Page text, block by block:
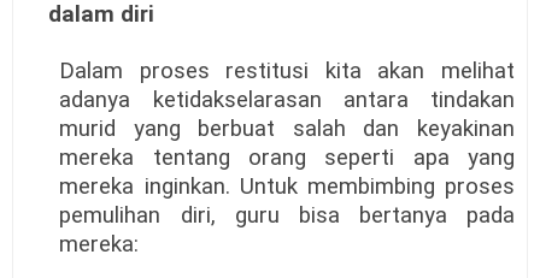
dalam diri
Dalam proses restitusi kita akan melihat
adanya ketidakselarasan antara tindakan
murid yang berbuat salah dan keyakinan
mereka tentang orang seperti apa yang
mereka inginkan. Untuk membimbing proses
pemulihan diri, guru bisa bertanya pada
mereka: